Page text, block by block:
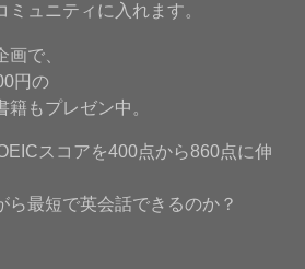
ュニティに入れます。
で、
円の
もプレゼン中。
スコアを400点から860点に伸
ら最短で英会話できるのか？